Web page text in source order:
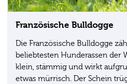
Französische Bulldogge
Die Französische Bulldogge
beliebtesten Hunderassen der
klein, stämmig und wirkt
etwas mürrisch. Der Schein